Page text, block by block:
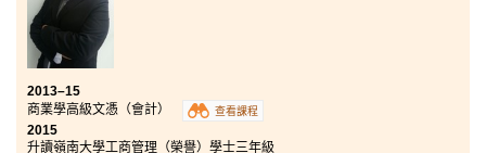
我很慶幸在文憑試後，報讀了營養及食品管理高級文
憑。書院的講師幫助我學會很多知識，裝備好自己，為
入讀大學做好準備。每當我們有疑難的時候，他們亦會
耐心聆聽和提供不同的建議。努力做好每一份功課及定
期温習，是取得好成績的兩大關鍵。雖然從入讀副學位
再升讀大學，需要一段時間，但當獲得大學取錄時，一
切付出都是值得的！
2013–15
商業學高級文憑（會計）
查看課程
2015
升讀嶺南大學工商管理（榮譽）學士三年級